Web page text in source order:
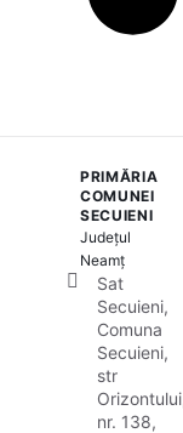
PRIMĂRIA
COMUNEI
SECUIENI
Județul
Neamț
Sat
Secuieni,
Comuna
Secuieni,
str
nr. 138,